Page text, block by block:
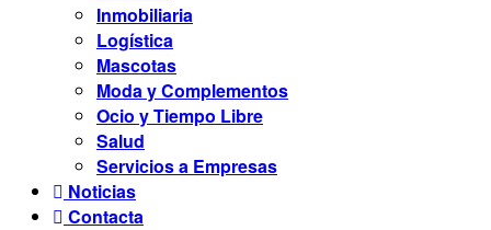
Inmobiliaria
Logística
Mascotas
Moda y Complementos
Ocio y Tiempo Libre
Salud
Servicios a Empresas
Noticias
Contacta